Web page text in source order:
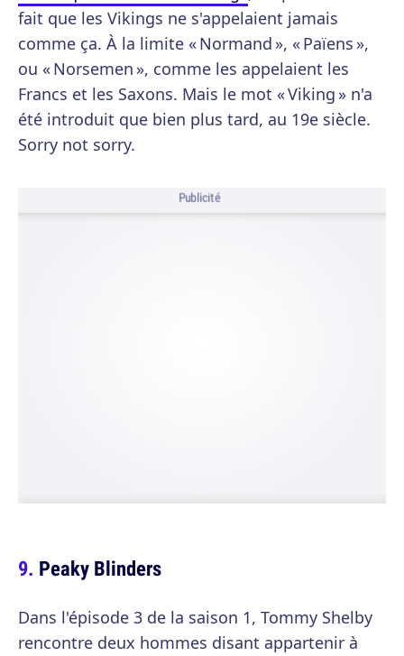
fait que les Vikings ne s'appelaient jamais
comme ça. À la limite « Normand », « Païens »,
ou « Norsemen », comme les appelaient les
Francs et les Saxons. Mais le mot « Viking » n'a
été introduit que bien plus tard, au 19e siècle.
Sorry not sorry.
Publicité
Peaky Blinders
Dans l'épisode 3 de la saison 1, Tommy Shelby
rencontre deux hommes disant appartenir à